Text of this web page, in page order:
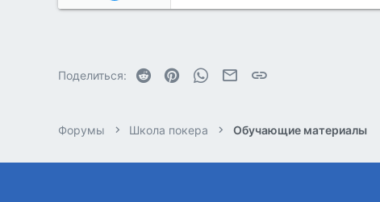
Поделиться: Reddit PinterestWhatsAppЭлектронная почта
Форумы Школа покера Обучающие материалы